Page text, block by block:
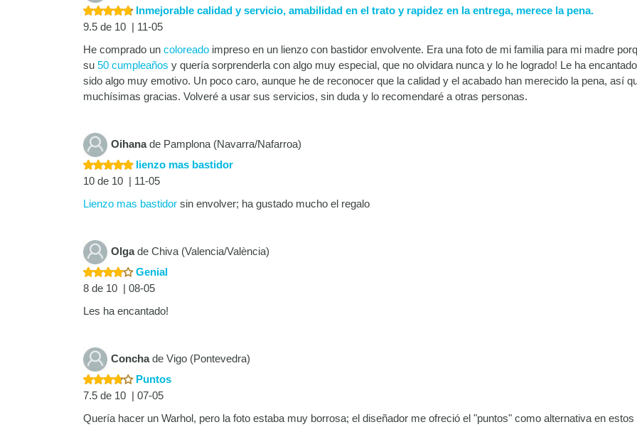
Inmejorable calidad y servicio, amabilidad en el trato y rapidez en la entrega, merece la pena.
9.5 de 10 | 11-05
He comprado un coloreado impreso en un lienzo con bastidor envolvente. Era una foto de mi familia para mi madre
su 50 cumpleaños y quería sorprenderla con algo muy especial, que no olvidara nunca y lo he logrado! Le ha
sido algo muy emotivo. Un poco caro, aunque he de reconocer que la calidad y el acabado han merecido la pena, así
muchísimas gracias. Volveré a usar sus servicios, sin duda y lo recomendaré a otras personas.
Oihanade Pamplona (Navarra/Nafarroa)
lienzo mas bastidor
10 de 10 | 11-05
Lienzo mas bastidor sin envolver; ha gustado mucho el regalo
Olgade Chiva (Valencia/València)
Genial
8 de 10 | 08-05
Les ha encantado!
Conchade Vigo (Pontevedra)
Puntos
7.5 de 10 | 07-05
Quería hacer un Warhol, pero la foto estaba muy borrosa; el diseñador me ofreció el "puntos" como alternativa en